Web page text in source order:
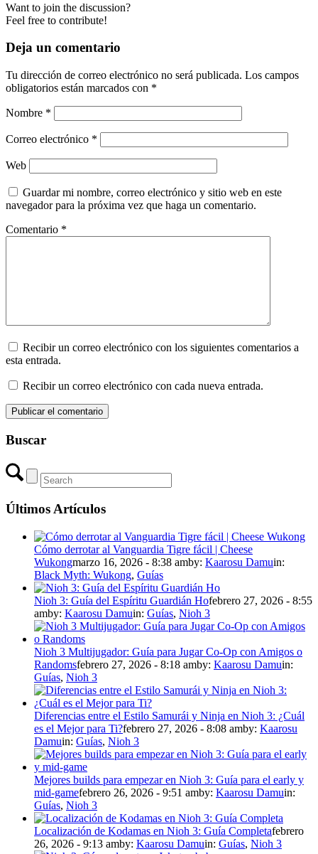
Want to join the discussion?
Feel free to contribute!
Deja un comentario
Tu dirección de correo electrónico no será publicada. Los campos
obligatorios están marcados con *
Nombre *
Correo electrónico *
Web
Guardar mi nombre, correo electrónico y sitio web en este
navegador para la próxima vez que haga un comentario.
Comentario *
Recibir un correo electrónico con los siguientes comentarios a
esta entrada.
Recibir un correo electrónico con cada nueva entrada.
Buscar
Últimos Artículos
Cómo derrotar al Vanguardia Tigre fácil | Cheese
Wukongmarzo 16, 2026 - 8:38 amby: Kaarosu Damuin:
Black Myth: Wukong, Guías
Nioh 3: Guía del Espíritu Guardián Hofebrero 27, 2026 - 8:55
amby: Kaarosu Damuin: Guías, Nioh 3
Nioh 3 Multijugador: Guía para Jugar Co-Op con Amigos o
Randomsfebrero 27, 2026 - 8:18 amby: Kaarosu Damuin:
Guías, Nioh 3
Diferencias entre el Estilo Samurái y Ninja en Nioh 3: ¿Cuál
es el Mejor para Ti?febrero 27, 2026 - 8:08 amby: Kaarosu
Damuin: Guías, Nioh 3
Mejores builds para empezar en Nioh 3: Guía para el early y
mid-gamefebrero 26, 2026 - 9:51 amby: Kaarosu Damuin:
Guías, Nioh 3
Localización de Kodamas en Nioh 3: Guía Completafebrero
26, 2026 - 9:13 amby: Kaarosu Damuin: Guías, Nioh 3